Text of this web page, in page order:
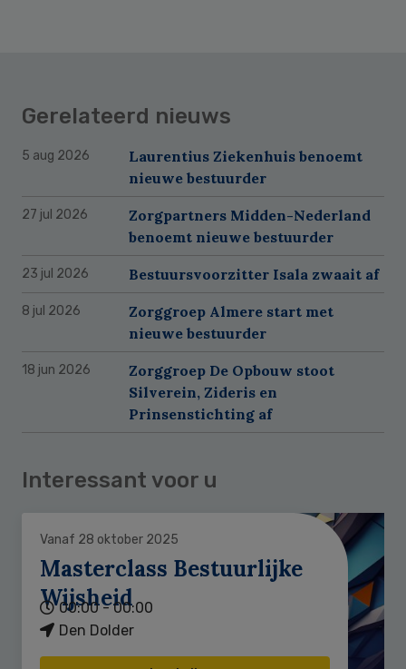
Gerelateerd nieuws
5 aug 2026
Laurentius Ziekenhuis benoemt
nieuwe bestuurder
27 jul 2026
Zorgpartners Midden-Nederland
benoemt nieuwe bestuurder
23 jul 2026 Bestuursvoorzitter Isala zwaait af
8 jul 2026
Zorggroep Almere start met
nieuwe bestuurder
18 jun 2026
Zorggroep De Opbouw stoot
Silverein, Zideris en
Prinsenstichting af
Interessant voor u
Vanaf 28 oktober 2025
Masterclass Bestuurlijke
Wijsheid
00:00 - 00:00
Den Dolder